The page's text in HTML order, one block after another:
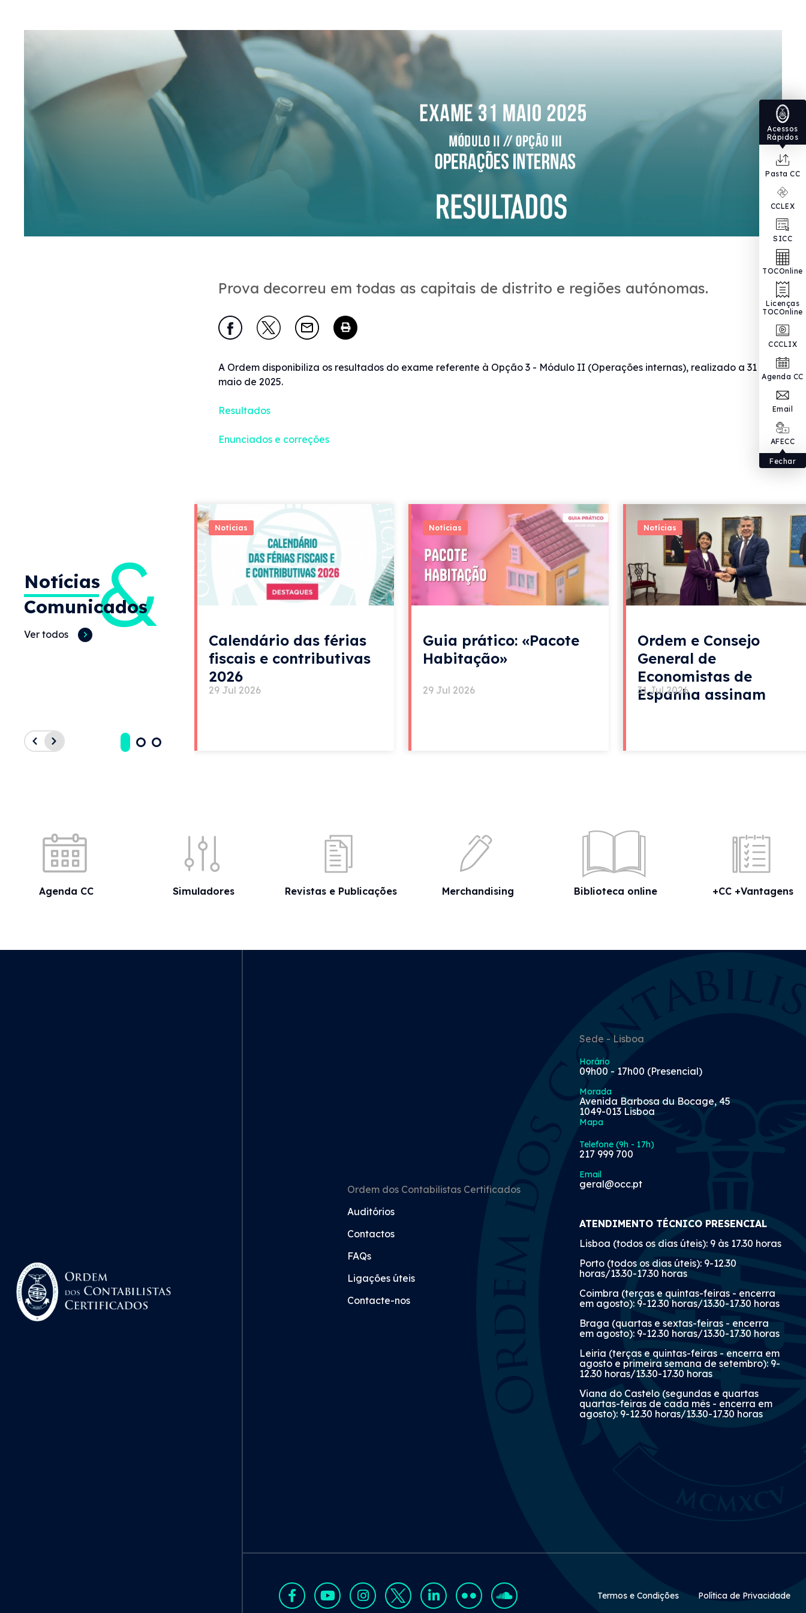
Acessos
Rápidos
Pasta CC
CCLEX
SICC
TOCOnline
Licenças
TOCOnline
CCCLIX
Agenda CC
Email
AFECC
Fechar
Prova decorreu em todas as capitais de distrito e regiões autónomas.
A Ordem disponibiliza os resultados do exame referente à Opção 3 - Módulo II (Operações internas), realizado a 31 de
maio de 2025.
Resultados
Enunciados e correções
Notícias&
Comunicados
Ver todos
Notícias
Calendário das férias
fiscais e contributivas
2026
29 Jul 2026
Notícias
Guia prático: «Pacote
Habitação»
29 Jul 2026
Notícias
Ordem e Consejo
General de
Economistas de
Espanha assinam
31 Jul 2026
Agenda CC Simuladores Revistas e Publicações Merchandising Biblioteca online +CC +Vantagens
Ordem dos Contabilistas Certificados
Auditórios
Contactos
FAQs
Ligações úteis
Contacte-nos
Sede - Lisboa
Horário
09h00 - 17h00 (Presencial)
Morada
Avenida Barbosa du Bocage, 45
1049-013 Lisboa
Mapa
Telefone (9h - 17h)
217 999 700
Email
geral@occ.pt
ATENDIMENTO TÉCNICO PRESENCIAL
Lisboa (todos os dias úteis): 9 às 17.30 horas
Porto (todos os dias úteis): 9-12.30
horas/13.30-17.30 horas
Coimbra (terças e quintas-feiras - encerra
em agosto): 9-12.30 horas/13.30-17.30 horas
Braga (quartas e sextas-feiras - encerra
em agosto): 9-12.30 horas/13.30-17.30 horas
Leiria (terças e quintas-feiras - encerra em
agosto e primeira semana de setembro): 9-
12.30 horas/13.30-17.30 horas
Viana do Castelo (segundas e quartas
quartas-feiras de cada mês - encerra em
agosto): 9-12.30 horas/13.30-17.30 horas
Rodapé Secundário
Termos e Condições Política de Privacidade